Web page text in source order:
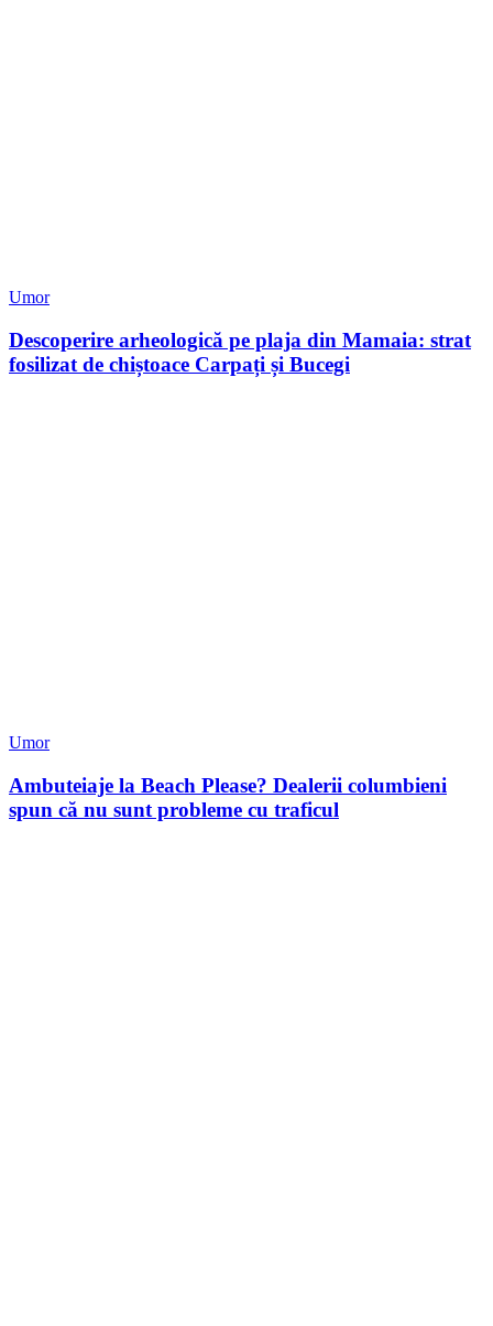
Umor
Descoperire arheologică pe plaja din Mamaia: strat
fosilizat de chiștoace Carpați și Bucegi
Umor
Ambuteiaje la Beach Please? Dealerii columbieni
spun că nu sunt probleme cu traficul